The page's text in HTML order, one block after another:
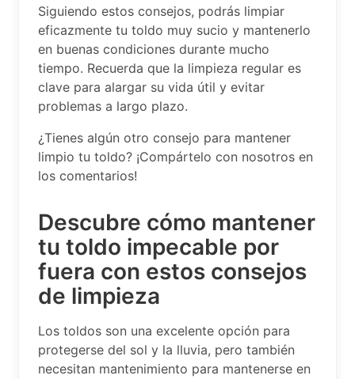
Siguiendo estos consejos, podrás limpiar
eficazmente tu toldo muy sucio y mantenerlo
en buenas condiciones durante mucho
tiempo. Recuerda que la limpieza regular es
clave para alargar su vida útil y evitar
problemas a largo plazo.
¿Tienes algún otro consejo para mantener
limpio tu toldo? ¡Compártelo con nosotros en
los comentarios!
Descubre cómo mantener
tu toldo impecable por
fuera con estos consejos
de limpieza
Los toldos son una excelente opción para
protegerse del sol y la lluvia, pero también
necesitan mantenimiento para mantenerse en